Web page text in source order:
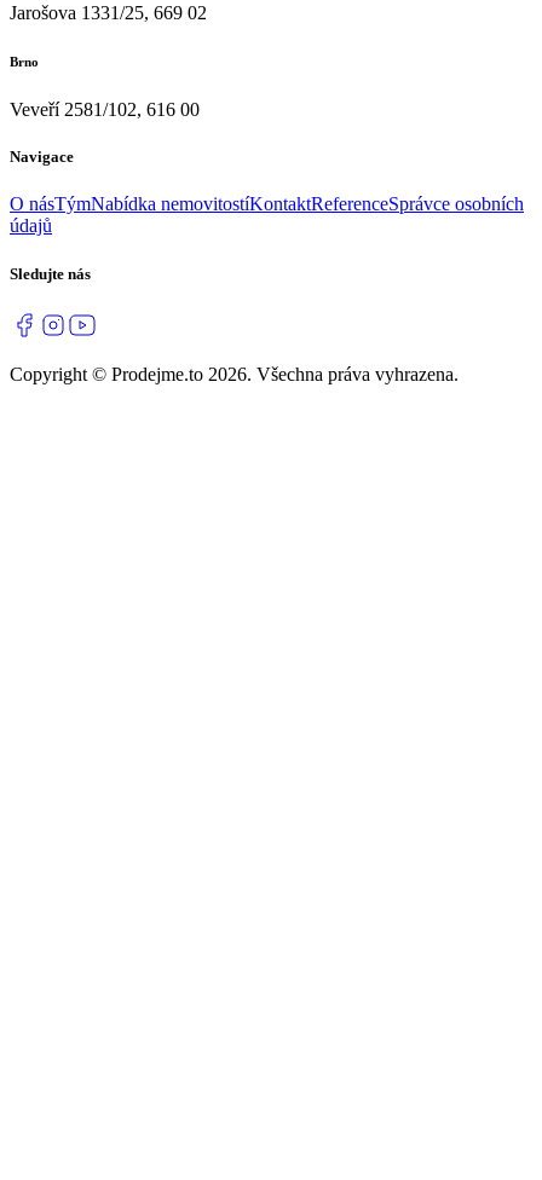
Jarošova 1331/25, 669 02
Brno
Veveří 2581/102, 616 00
Navigace
O násTýmNabídka nemovitostíKontaktReferenceSprávce osobních
údajů
Sledujte nás
Copyright © Prodejme.to 2026. Všechna práva vyhrazena.